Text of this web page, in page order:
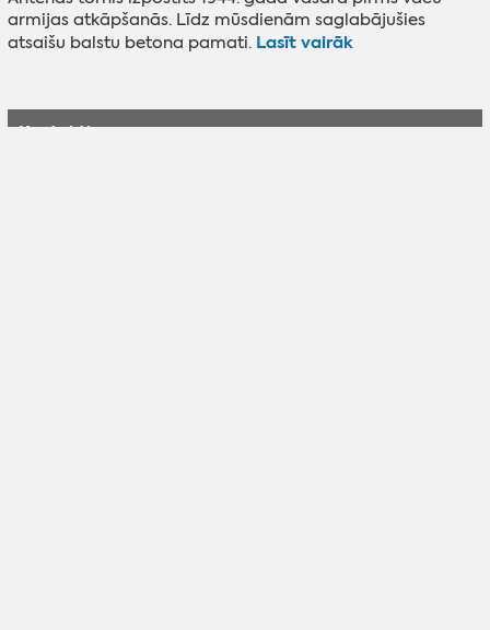
armijas atkāpšanās. Līdz mūsdienām saglabājušies
atsaišu balstu betona pamati. Lasīt vairāk
Kontakti: